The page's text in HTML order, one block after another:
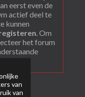
eerst even de
actief deel te
kunnen
. Om
het forum
van
van